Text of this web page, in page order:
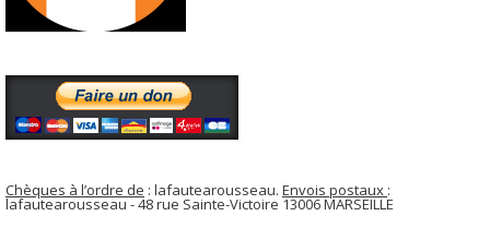
Chèques à l’ordre de : lafautearousseau. Envois postaux :
lafautearousseau - 48 rue Sainte-Victoire 13006 MARSEILLE